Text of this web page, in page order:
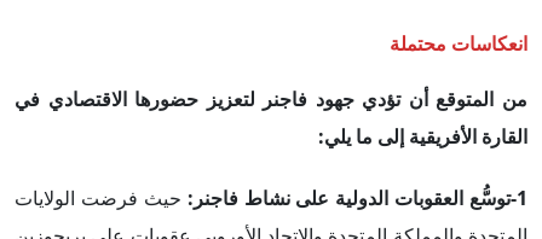
انعكاسات محتملة
من المتوقع أن تؤدي جهود فاجنر لتعزيز حضورها الاقتصادي في
القارة الأفريقية إلى ما يلي:
1-توسُّع العقوبات الدولية على نشاط فاجنر:
حيث فرضت الولايات